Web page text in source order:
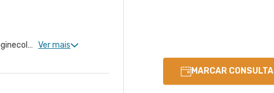
Urologia Clinica, Disfunções Miccionais, Andrologia, Uroginecologia, Infertilidade Masculina, Urologia Oncológica, Cirurgia Robótica Urológica, Urologia Pediátrica Ver mais
MARCAR CONSULTA